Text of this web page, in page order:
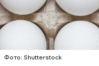
Фото: Shutterstock